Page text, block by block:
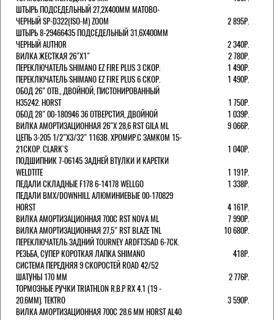
ШТЫРЬ ПОДСЕДЕЛЬНЫЙ 27,2Х400ММ МАТОВО-
ЧЕРНЫЙ SP-D322(ISO-M) ZOOM
2 895Р.
ШТЫРЬ 8-29466435 ПОДСЕДЕЛЬНЫЙ 31,6X400ММ
ЧЕРНЫЙ AUTHOR
2 340Р.
ВИЛКА ЖЕСТКАЯ 26"Х1"
2 780Р.
ПЕРЕКЛЮЧАТЕЛЬ SHIMANO EZ FIRE PLUS 3 СКОР.
1 490Р.
ПЕРЕКЛЮЧАТЕЛЬ SHIMANO EZ FIRE PLUS 6 СКОР.
1 490Р.
ОБОД 26" ОТВ., ДВОЙНОЙ, ПИСТОНИРОВАННЫЙ
H35242. HORST
1 750Р.
ОБОД 28" 00-180946 36 ОТВЕРСТИЯ, ДВОЙНОЙ
1 039Р.
ВИЛКА АМОРТИЗАЦИОННАЯ 26"Х 28,6 RST GILA ML
9 066Р.
ЦЕПЬ 3-205 1/2"X3/32" 116ЗВ. ХРОМИР.С ЗАМКОМ 15-
21СКОР. CLARK`S
1 040Р.
ПОДШИПНИК 7-06145 ЗАДНЕЙ ВТУЛКИ И КАРЕТКИ
WELDTITE
1 191Р.
ПЕДАЛИ СКЛАДНЫЕ F178 6-14178 WELLGO
1 338Р.
ПЕДАЛИ BMX/DOWNHILL АЛЮМИНИЕВЫЕ 00-170829
HORST
4 161Р.
ВИЛКА АМОРТИЗАЦИОННАЯ 700С RST NOVA ML
7 990Р.
ВИЛКА АМОРТИЗАЦИОННАЯ 27,5" RST BLAZE TNL
10 680Р.
ПЕРЕКЛЮЧАТЕЛЬ ЗАДНИЙ TOURNEY ARDFT35AD 6-7СК.
РЕЗЬБА, СУПЕР КОРОТКАЯ ЛАПКА SHIMANO
418Р.
СИСТЕМА ПЕРЕДНЯЯ 9 СКОРОСТЕЙ ROAD 42/52
ШАТУНЫ 170 ММ
2 776Р.
ТОРМОЗНЫЕ РУЧКИ TRIATHLON R.B.P RX 4.1 (19 -
20.6ММ). TEKTRO
3 590Р.
ВИЛКА АМОРТИЗАЦИОННАЯ 700C 28.6 ММ HORST AL40